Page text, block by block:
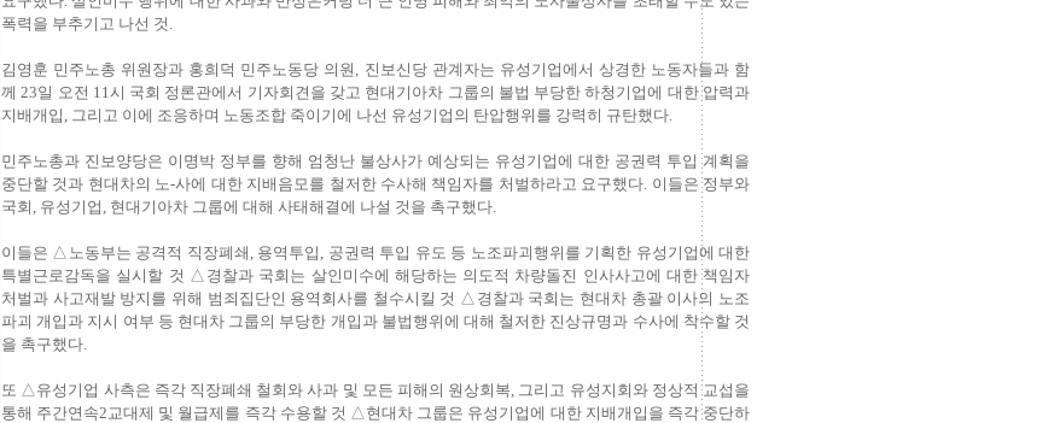
폭력을 부추기고 나선 것.
김영훈 민주노총 위원장과 홍희덕 민주노동당 의원, 진보신당 관계자는 유성기업에서 상경한 노동자들과 함
께 23일 오전 11시 국회 정론관에서 기자회견을 갖고 현대기아차 그룹의 불법 부당한 하청기업에 대한 압력과
지배개입, 그리고 이에 조응하며 노동조합 죽이기에 나선 유성기업의 탄압행위를 강력히 규탄했다.
민주노총과 진보양당은 이명박 정부를 향해 엄청난 불상사가 예상되는 유성기업에 대한 공권력 투입 계획을
중단할 것과 현대차의 노-사에 대한 지배음모를 철저한 수사해 책임자를 처벌하라고 요구했다. 이들은 정부와
국회, 유성기업, 현대기아차 그룹에 대해 사태해결에 나설 것을 촉구했다.
이들은 △노동부는 공격적 직장폐쇄, 용역투입, 공권력 투입 유도 등 노조파괴행위를 기획한 유성기업에 대한
특별근로감독을 실시할 것 △경찰과 국회는 살인미수에 해당하는 의도적 차량돌진 인사사고에 대한 책임자
처벌과 사고재발 방지를 위해 범죄집단인 용역회사를 철수시킬 것 △경찰과 국회는 현대차 총괄 이사의 노조
파괴 개입과 지시 여부 등 현대차 그룹의 부당한 개입과 불법행위에 대해 철저한 진상규명과 수사에 착수할 것
을 촉구했다.
또 △유성기업 사측은 즉각 직장폐쇄 철회와 사과 및 모든 피해의 원상회복, 그리고 유성지회와 정상적 교섭을
통해 주간연속2교대제 및 월급제를 즉각 수용할 것 △현대차 그룹은 유성기업에 대한 지배개입을 즉각 중단하